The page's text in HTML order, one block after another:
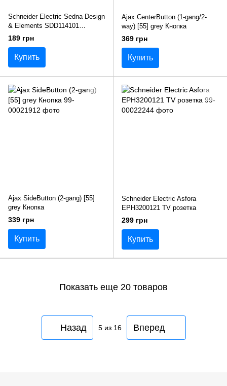
Schneider Electric Sedna Design
& Elements SDD114101
Выключатель
189 грн
Купить
Ajax CenterButton (1-gang/2-
way) [55] grey Кнопка
369 грн
Купить
Ajax SideButton (2-gang) [55]
grey Кнопка
339 грн
Купить
Schneider Electric Asfora
EPH3200121 TV розетка
299 грн
Купить
Показать еще 20 товаров
Назад 5из 16 Вперед